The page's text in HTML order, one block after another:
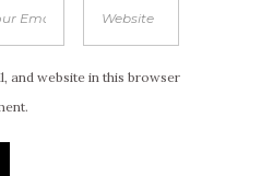
and website in this browser